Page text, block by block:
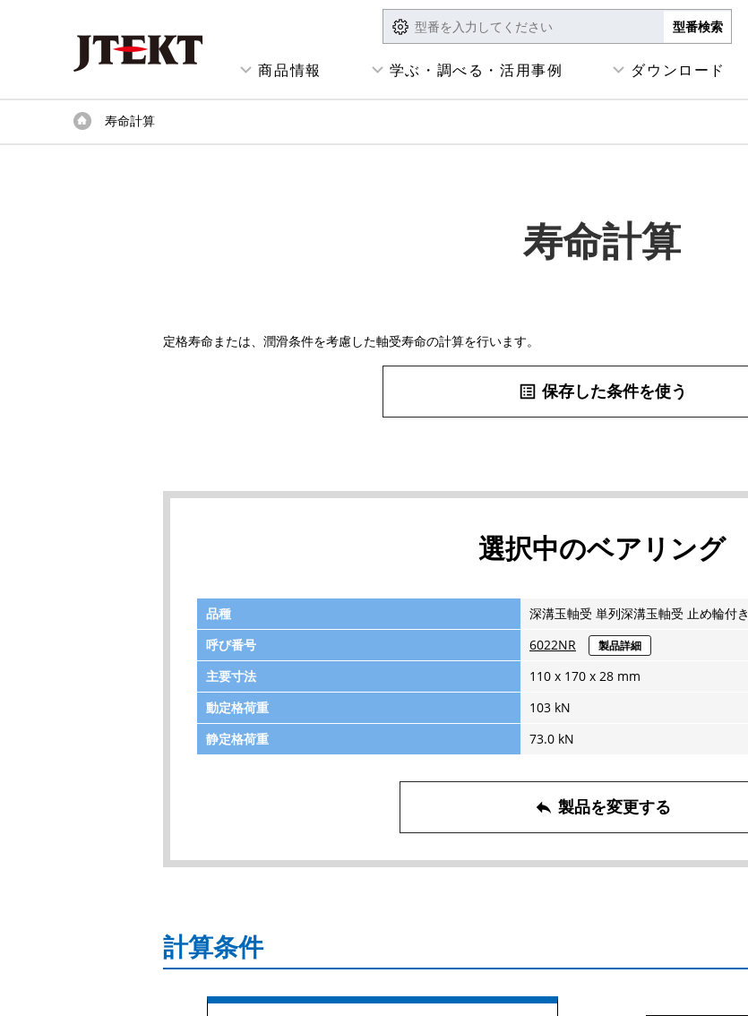
商品情報 学ぶ・調べる・活用事例 ダウンロード
寿命計算
寿命計算
定格寿命または、潤滑条件を考慮した軸受寿命の計算を行います。
list_alt 保存した条件を使う
選択中のベアリング
品種
深溝玉軸受 単列深溝玉軸受 止め輪付き
呼び番号
6022NR 製品詳細
主要寸法
110 x 170 x 28 mm
動定格荷重
103 kN
静定格荷重
73.0 kN
reply 製品を変更する
計算条件